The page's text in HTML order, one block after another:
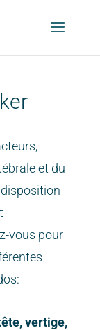
et du
vous pour
vertige,